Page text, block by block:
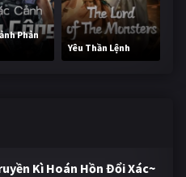
Phản
Yêu Thần Lệnh
Kì Hoán Hồn Đổi Xác~